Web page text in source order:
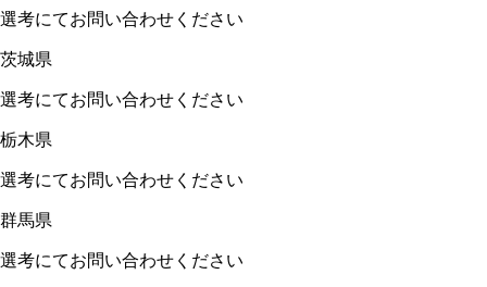
選考にてお問い合わせください
茨城県
選考にてお問い合わせください
栃木県
選考にてお問い合わせください
群馬県
選考にてお問い合わせください